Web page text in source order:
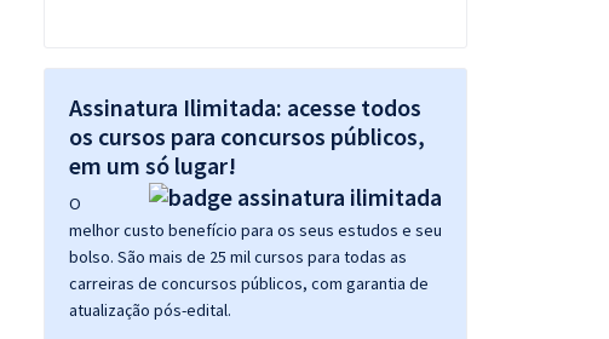
Assinatura Ilimitada: acesse todos
os cursos para concursos públicos,
em um só lugar!
O
melhor custo benefício para os seus estudos e seu
bolso. São mais de 25 mil cursos para todas as
carreiras de concursos públicos, com garantia de
atualização pós-edital.